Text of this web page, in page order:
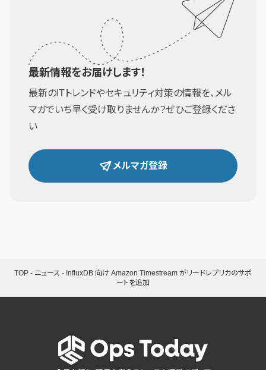
最新情報をお届けします！
最新のITトレンドやセキュリティ対策の情報を、メル
マガでいち早く受け取りませんか？ぜひご登録くださ
い
メルマガ登録
TOP - ニュース - InfluxDB 向け Amazon Timestream がリードレプリカのサポ
ートを追加